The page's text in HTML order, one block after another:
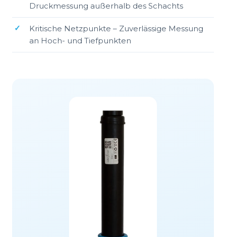
Druckmessung außerhalb des Schachts
Kritische Netzpunkte – Zuverlässige Messung
an Hoch- und Tiefpunkten